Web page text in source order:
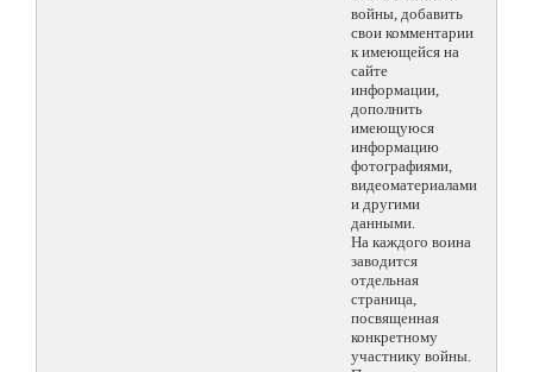
войны, добавить
свои комментарии
к имеющейся на
сайте
информации,
дополнить
имеющуюся
информацию
фотографиями,
видеоматериалами
и другими
данными.
На каждого воина
заводится
отдельная
страница,
посвященная
конкретному
участнику войны.